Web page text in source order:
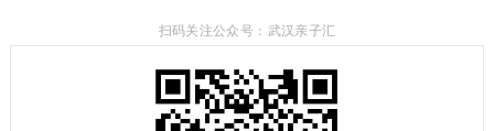
扫码关注公众号：武汉亲子汇